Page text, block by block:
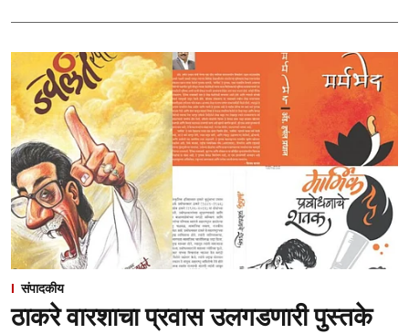
संपादकीय
ठाकरे वारशाचा प्रवास उलगडणारी पुस्तके